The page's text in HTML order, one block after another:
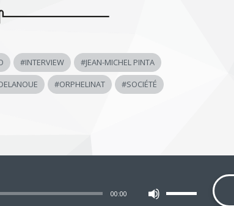
#INTERVIEW #JEAN-MICHEL PINTA
#ORPHELINAT #SOCIÉTÉ
00:00 les